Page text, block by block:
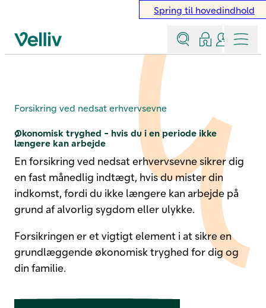
Spring til hovedindhold
Velliv startside
Søg Log indKontakt
Menu
Nedsat erhvervsevne
Økonomisk tryghed - hvis du i en periode ikke
længere kan arbejde
Forsikring ved nedsat erhvervsevne
En forsikring ved nedsat erhvervsevne sikrer dig
en fast månedlig indtægt, hvis du mister din
indkomst, fordi du ikke længere kan arbejde på
grund af alvorlig sygdom eller ulykke.
Forsikringen er et vigtigt element i at sikre en
grundlæggende økonomisk tryghed for dig og
din familie.